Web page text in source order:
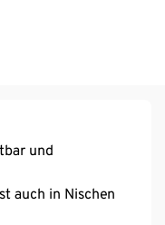
und
auch in Nischen